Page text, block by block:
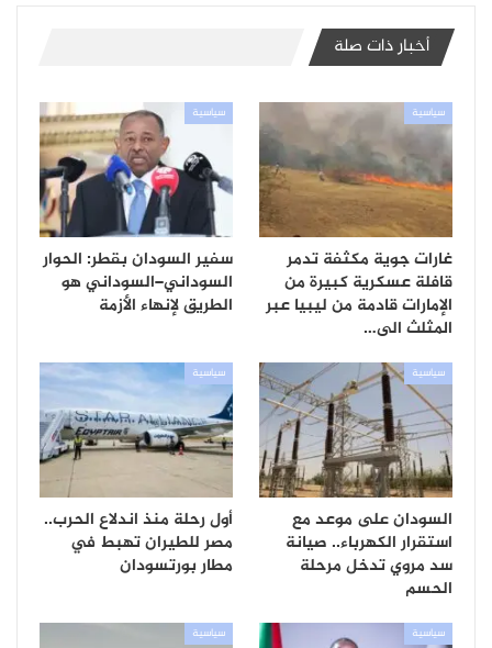
أخبار ذات صلة
سياسية
غارات جوية مكثفة تدمر
قافلة عسكرية كبيرة من
الإمارات قادمة من ليبيا عبر
المثلث الى…
سياسية
سفير السودان بقطر: الحوار
السوداني–السوداني هو
الطريق لإنهاء الأزمة
سياسية
السودان على موعد مع
استقرار الكهرباء.. صيانة
سد مروي تدخل مرحلة
الحسم
سياسية
أول رحلة منذ اندلاع الحرب..
مصر للطيران تهبط في
مطار بورتسودان
سياسية سياسية